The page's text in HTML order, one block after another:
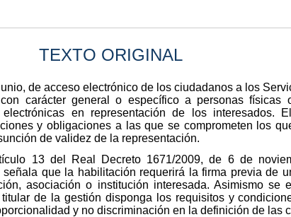
TEXTO ORIGINAL
de acceso electrónico de los ciudadanos a los
carácter general o específico a personas físicas
electrónicas en representación de los interesados.
y obligaciones a las que se comprometen los
de validez de la representación.
13 del Real Decreto 1671/2009, de 6 de
que la habilitación requerirá la firma previa de
asociación o institución interesada. Asimismo se
de la gestión disponga los requisitos y
y no discriminación en la definición de las